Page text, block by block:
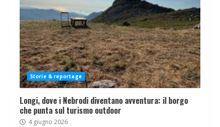
Storie & reportage
Longi, dove i Nebrodi diventano avventura: il borgo
che punta sul turismo outdoor
4 giugno 2026